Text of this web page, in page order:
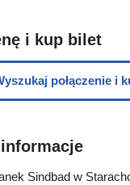
i kup bilet
połączenie i
Sindbad w